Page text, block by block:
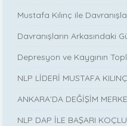
Mustafa Kılınç ile
Davranışların Arkasındaki
Depresyon ve Kaygının
NLP LİDERİ MUSTAFA
ANKARA’DA DEĞİŞİM
NLP DAP İLE BAŞARI